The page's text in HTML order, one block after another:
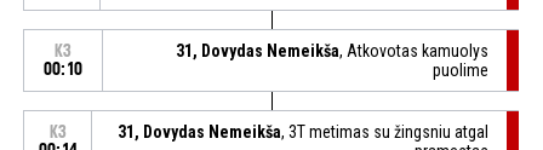
K3
00:10
31, Dovydas Nemeikša, Atkovotas kamuolys
puolime
K3
31, Dovydas Nemeikša, 3T metimas su žingsniu atgal